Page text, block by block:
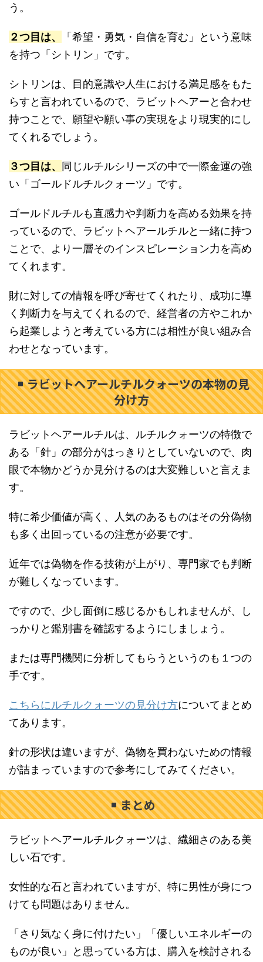
う。
２つ目は、
「希望・勇気・自信を育む」という意味
を持つ「シトリン」です。
シトリンは、目的意識や人生における満足感をもた
らすと言われているので、ラビットヘアーと合わせ
持つことで、願望や願い事の実現をより現実的にし
てくれるでしょう。
３つ目は、
同じルチルシリーズの中で一際金運の強
い「ゴールドルチルクォーツ」です。
ゴールドルチルも直感力や判断力を高める効果を持
っているので、ラビットヘアールチルと一緒に持つ
ことで、より一層そのインスピレーション力を高め
てくれます。
財に対しての情報を呼び寄せてくれたり、成功に導
く判断力を与えてくれるので、経営者の方やこれか
ら起業しようと考えている方には相性が良い組み合
わせとなっています。
ラビットヘアールチルクォーツの本物の見
分け方
ラビットヘアールチルは、ルチルクォーツの特徴で
ある「針」の部分がはっきりとしていないので、肉
眼で本物かどうか見分けるのは大変難しいと言えま
す。
特に希少価値が高く、人気のあるものはその分偽物
も多く出回っているの注意が必要です。
近年では偽物を作る技術が上がり、専門家でも判断
が難しくなっています。
ですので、少し面倒に感じるかもしれませんが、し
っかりと鑑別書を確認するようにしましょう。
または専門機関に分析してもらうというのも１つの
手です。
こちらにルチルクォーツの見分け方についてまとめ
てあります。
針の形状は違いますが、偽物を買わないための情報
が詰まっていますので参考にしてみてください。
まとめ
ラビットヘアールチルクォーツは、繊細さのある美
しい石です。
女性的な石と言われていますが、特に男性が身につ
けても問題はありません。
「さり気なく身に付けたい」「優しいエネルギーの
ものが良い」と思っている方は、購入を検討される